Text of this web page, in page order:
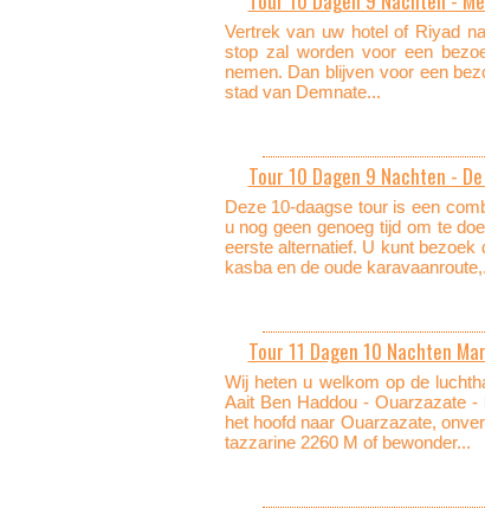
Vertrek van uw hotel of Riyad
stop zal worden voor een
nemen. Dan blijven voor een
stad van Demnate...
Tour 10 Dagen 9 Nachten -
Deze 10-daagse tour is een
u nog geen genoeg tijd om te
eerste alternatief. U kunt
kasba en de oude
Tour 11 Dagen 10 Nachten
Wij heten u welkom op de
Aait Ben Haddou - Ouarzazate
het hoofd naar Ouarzazate,
tazzarine 2260 M of bewonder...